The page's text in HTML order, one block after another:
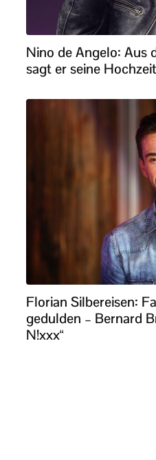
Nino de Angelo: Aus
sagt er seine
Florian Silbereisen:
gedulden – Bernard
N!xxx“